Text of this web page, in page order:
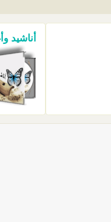
أناشيد